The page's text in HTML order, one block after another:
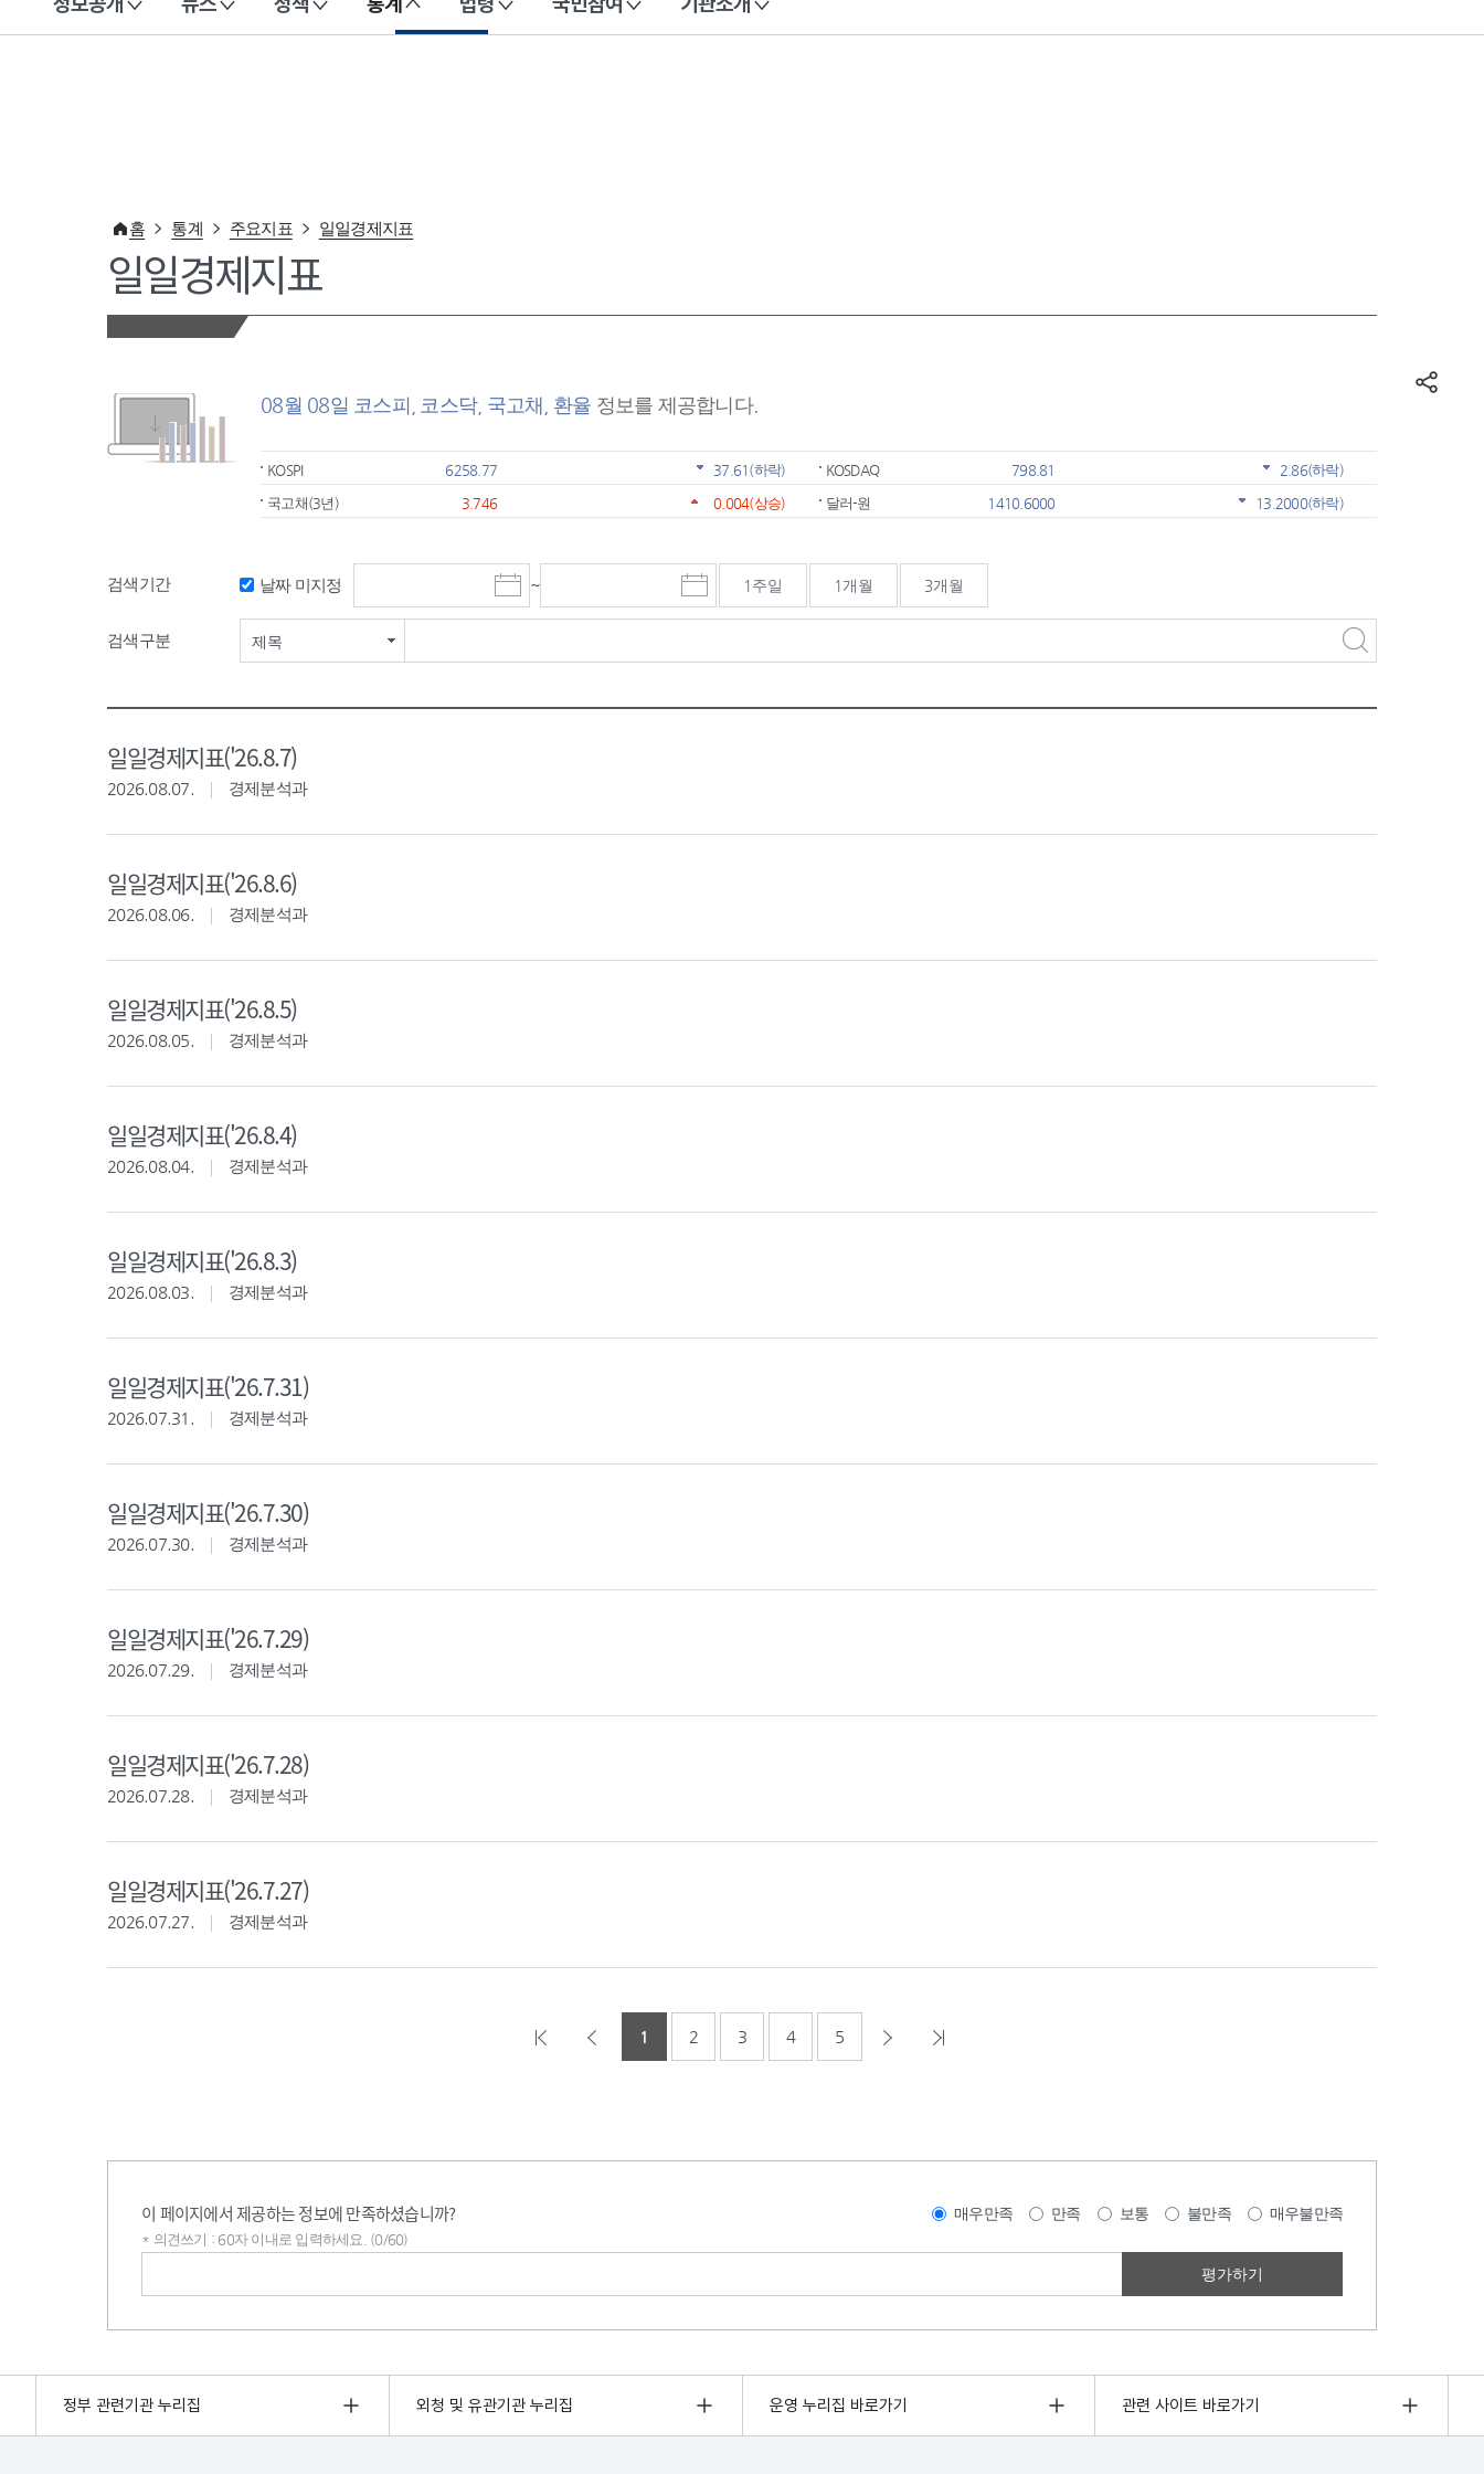
이 누리집은 대한민국 공식 전자정부 누리집입니다.
홈 통계 주요지표 일일경제지표
일일경제지표
08월 08일 코스피, 코스닥, 국고채, 환율 정보를 제공합니다.
KOSPI 6258.77 37.61 (하락) KOSDAQ 798.81 2.86(하락)
국고채(3년)
3.746 0.004(상승) 달러-원 1410.6000 13.2000(하락)
검색기간 날짜 미지정
시
작
~
종
료
1주일 1개월 3개월
검색구분 제목
일일경제지표('26.8.7)
2026.08.07. 경제분석과
일일경제지표('26.8.6)
2026.08.06. 경제분석과
일일경제지표('26.8.5)
2026.08.05. 경제분석과
일일경제지표('26.8.4)
2026.08.04. 경제분석과
일일경제지표('26.8.3)
2026.08.03. 경제분석과
일일경제지표('26.7.31)
2026.07.31. 경제분석과
일일경제지표('26.7.30)
2026.07.30. 경제분석과
일일경제지표('26.7.29)
2026.07.29. 경제분석과
일일경제지표('26.7.28)
2026.07.28. 경제분석과
일일경제지표('26.7.27)
2026.07.27. 경제분석과
1 2 3 4 5
이 페이지에서 제공하는 정보에 만족하셨습니까? 매우만족 만족 보통 불만족 매우불만족
* 의견쓰기 : 60자 이내로 입력하세요. (0/60)
정부 관련기관 누리집 외청 및 유관기관 누리집 운영 누리집 바로가기 관련 사이트 바로가기